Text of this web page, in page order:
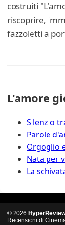
costruiti
riscoprire,
fazzoletti a
L'amore
Silenzio
Parole
Orgoglio
Nata per
La
© 2026 HyperReview
Recensioni di